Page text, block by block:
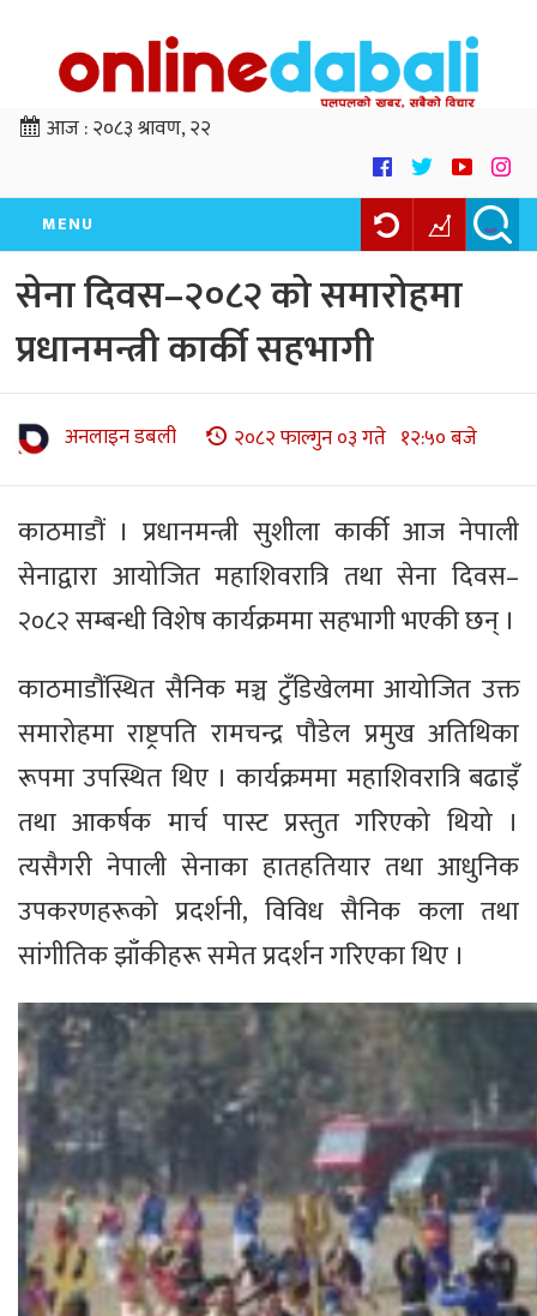
आज :२०८३ श्रावण, २२
MENU
सेना दिवस–२०८२ को समारोहमा
प्रधानमन्त्री कार्की सहभागी
अनलाइन डबली २०८२ फाल्गुन ०३ गते १२:५० बजे
काठमाडौं । प्रधानमन्त्री सुशीला कार्की आज नेपाली
सेनाद्वारा आयोजित महाशिवरात्रि तथा सेना दिवस–
२०८२ सम्बन्धी विशेष कार्यक्रममा सहभागी भएकी छन् ।
काठमाडौंस्थित सैनिक मञ्च टुँडिखेलमा आयोजित उक्त
समारोहमा राष्ट्रपति रामचन्द्र पौडेल प्रमुख अतिथिका
रूपमा उपस्थित थिए । कार्यक्रममा महाशिवरात्रि बढाइँ
तथा आकर्षक मार्च पास्ट प्रस्तुत गरिएको थियो ।
त्यसैगरी नेपाली सेनाका हातहतियार तथा आधुनिक
उपकरणहरूको प्रदर्शनी, विविध सैनिक कला तथा
सांगीतिक झाँकीहरू समेत प्रदर्शन गरिएका थिए ।